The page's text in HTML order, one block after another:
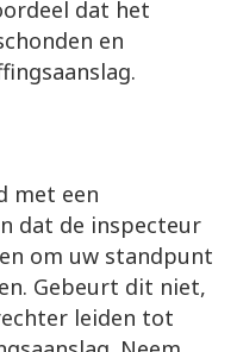
dat het
en
met een
dat de inspecteur
om uw standpunt
Gebeurt dit niet,
leiden tot